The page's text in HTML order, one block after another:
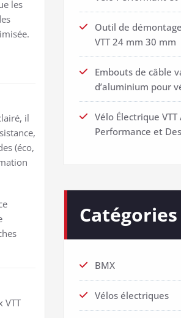
les
il
(éco,
VTT
Outil de
VTT 24 mm 30 mm
Embouts de câble
d’aluminium pour
Vélo Électrique VTT
Performance et
Catégories
BMX
Vélos électriques